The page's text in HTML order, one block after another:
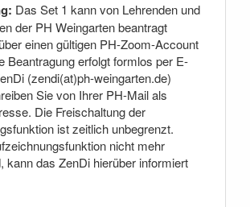
Das Set 1 kann von Lehrenden und
der PH Weingarten beantragt
einen gültigen PH-Zoom-Account
Beantragung erfolgt formlos per E-
(zendi(at)ph-weingarten.de)
Sie von Ihrer PH-Mail als
Die Freischaltung der
ist zeitlich unbegrenzt.
nicht mehr
kann das ZenDi hierüber informiert